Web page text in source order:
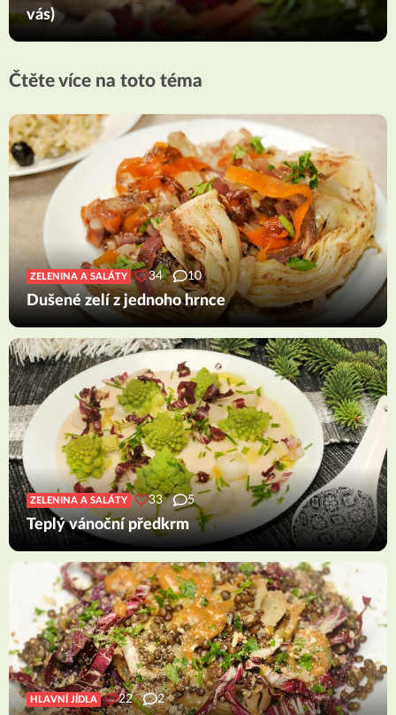
vás)
Čtěte více na toto téma
ZELENINA A SALÁTY 34 10
Dušené zelí z jednoho hrnce
ZELENINA A SALÁTY 33 5
Teplý vánoční předkrm
HLAVNÍ JÍDLA 22 2